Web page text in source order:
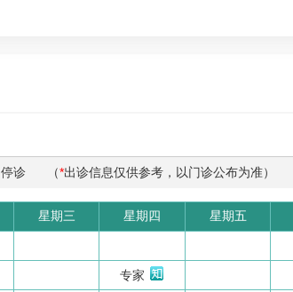
停诊 （*出诊信息仅供参考，以门诊公布为准）
星期三 星期四 星期五
专家